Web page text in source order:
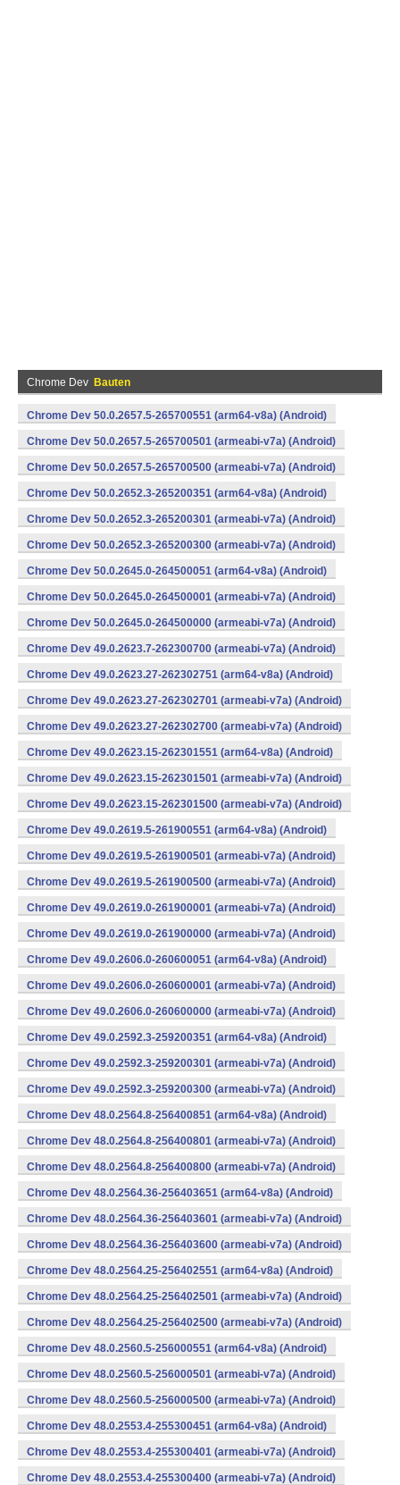
Chrome Dev Bauten
Chrome Dev 50.0.2657.5-265700551 (arm64-v8a) (Android)
Chrome Dev 50.0.2657.5-265700501 (armeabi-v7a) (Android)
Chrome Dev 50.0.2657.5-265700500 (armeabi-v7a) (Android)
Chrome Dev 50.0.2652.3-265200351 (arm64-v8a) (Android)
Chrome Dev 50.0.2652.3-265200301 (armeabi-v7a) (Android)
Chrome Dev 50.0.2652.3-265200300 (armeabi-v7a) (Android)
Chrome Dev 50.0.2645.0-264500051 (arm64-v8a) (Android)
Chrome Dev 50.0.2645.0-264500001 (armeabi-v7a) (Android)
Chrome Dev 50.0.2645.0-264500000 (armeabi-v7a) (Android)
Chrome Dev 49.0.2623.7-262300700 (armeabi-v7a) (Android)
Chrome Dev 49.0.2623.27-262302751 (arm64-v8a) (Android)
Chrome Dev 49.0.2623.27-262302701 (armeabi-v7a) (Android)
Chrome Dev 49.0.2623.27-262302700 (armeabi-v7a) (Android)
Chrome Dev 49.0.2623.15-262301551 (arm64-v8a) (Android)
Chrome Dev 49.0.2623.15-262301501 (armeabi-v7a) (Android)
Chrome Dev 49.0.2623.15-262301500 (armeabi-v7a) (Android)
Chrome Dev 49.0.2619.5-261900551 (arm64-v8a) (Android)
Chrome Dev 49.0.2619.5-261900501 (armeabi-v7a) (Android)
Chrome Dev 49.0.2619.5-261900500 (armeabi-v7a) (Android)
Chrome Dev 49.0.2619.0-261900001 (armeabi-v7a) (Android)
Chrome Dev 49.0.2619.0-261900000 (armeabi-v7a) (Android)
Chrome Dev 49.0.2606.0-260600051 (arm64-v8a) (Android)
Chrome Dev 49.0.2606.0-260600001 (armeabi-v7a) (Android)
Chrome Dev 49.0.2606.0-260600000 (armeabi-v7a) (Android)
Chrome Dev 49.0.2592.3-259200351 (arm64-v8a) (Android)
Chrome Dev 49.0.2592.3-259200301 (armeabi-v7a) (Android)
Chrome Dev 49.0.2592.3-259200300 (armeabi-v7a) (Android)
Chrome Dev 48.0.2564.8-256400851 (arm64-v8a) (Android)
Chrome Dev 48.0.2564.8-256400801 (armeabi-v7a) (Android)
Chrome Dev 48.0.2564.8-256400800 (armeabi-v7a) (Android)
Chrome Dev 48.0.2564.36-256403651 (arm64-v8a) (Android)
Chrome Dev 48.0.2564.36-256403601 (armeabi-v7a) (Android)
Chrome Dev 48.0.2564.36-256403600 (armeabi-v7a) (Android)
Chrome Dev 48.0.2564.25-256402551 (arm64-v8a) (Android)
Chrome Dev 48.0.2564.25-256402501 (armeabi-v7a) (Android)
Chrome Dev 48.0.2564.25-256402500 (armeabi-v7a) (Android)
Chrome Dev 48.0.2560.5-256000551 (arm64-v8a) (Android)
Chrome Dev 48.0.2560.5-256000501 (armeabi-v7a) (Android)
Chrome Dev 48.0.2560.5-256000500 (armeabi-v7a) (Android)
Chrome Dev 48.0.2553.4-255300451 (arm64-v8a) (Android)
Chrome Dev 48.0.2553.4-255300401 (armeabi-v7a) (Android)
Chrome Dev 48.0.2553.4-255300400 (armeabi-v7a) (Android)